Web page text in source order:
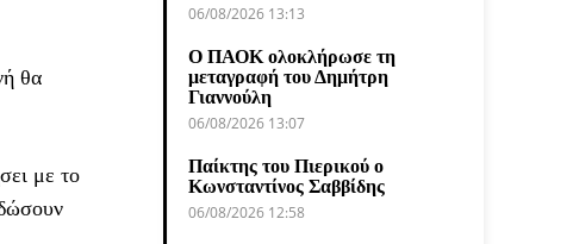
θα
με το
06/08/2026 13:13
Ο ΠΑΟΚ ολοκλήρωσε τη
μεταγραφή του Δημήτρη
Γιαννούλη
06/08/2026 13:07
Παίκτης του Πιερικού ο
Κωνσταντίνος Σαββίδης
06/08/2026 12:58